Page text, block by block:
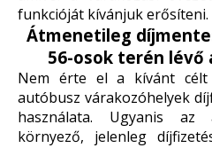
funkcióját kívánjuk erősíteni.
Átmenetileg
56-osok terén lévő
Nem érte el a kívánt
autóbusz várakozóhelyek
használata. Ugyanis
környező, jelenleg